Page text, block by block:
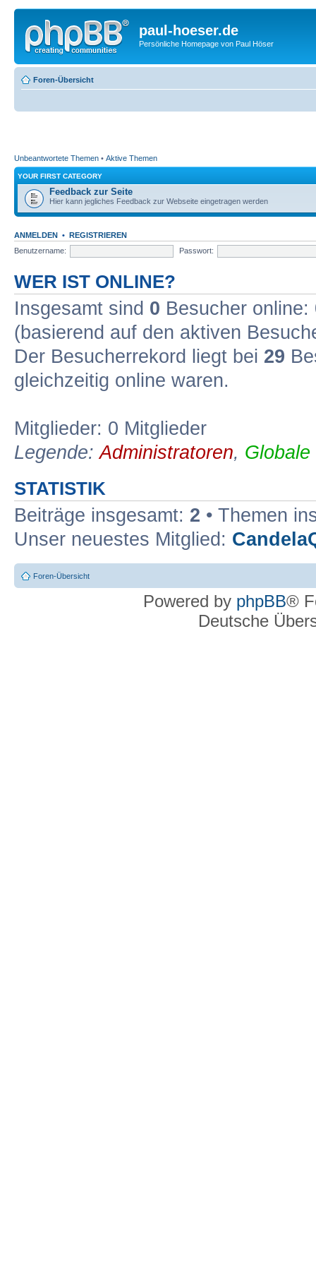
paul-hoeser.de
Persönliche Homepage von Paul Höser
Foren-Übersicht
Unbeantwortete Themen • Aktive Themen
YOUR FIRST CATEGORY
Feedback zur Seite
Hier kann jegliches Feedback zur Webseite eingetragen werden
ANMELDEN • REGISTRIEREN
Benutzername:
Passwort:
WER IST ONLINE?
Insgesamt sind 0 Besucher
(basierend auf den aktiven
Der Besucherrekord liegt bei 29
gleichzeitig online waren.
Mitglieder: 0 Mitglieder
Legende:Administratoren,
STATISTIK
Beiträge insgesamt: 2 • Themen
Unser neuestes Mitglied:
Foren-Übersicht
Powered by phpBB®
Deutsche